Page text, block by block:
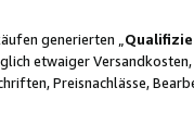
generierten „
etwaiger
Preisnachlässe,